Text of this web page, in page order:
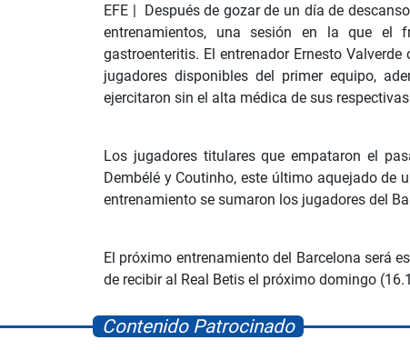
EFE | Después de gozar de un día de
entrenamientos, una sesión en la que el
gastroenteritis. El entrenador Ernesto
jugadores disponibles del primer equipo,
ejercitaron sin el alta médica de sus
Los jugadores titulares que empataron el
Dembélé y Coutinho, este último aquejado de
entrenamiento se sumaron los jugadores del
El próximo entrenamiento del Barcelona será
de recibir al Real Betis el próximo domingo
Contenido Patrocinado